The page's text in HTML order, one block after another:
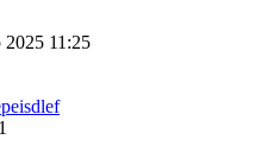
2025 11:25